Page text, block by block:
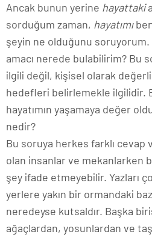
Ancak bunun yerine hayattaki
sorduğum zaman, hayatımı
şeyin ne olduğunu soruyorum.
amacı nerede bulabilirim? Bu
ilgili değil, kişisel olarak
hedefleri belirlemekle ilgilidir.
hayatımın yaşamaya değer
nedir?
Bu soruya herkes farklı cevap
olan insanlar ve mekanlarken
şey ifade etmeyebilir. Yazları
yerlere yakın bir ormandaki
neredeyse kutsaldır. Başka
ağaçlardan, yosunlardan ve